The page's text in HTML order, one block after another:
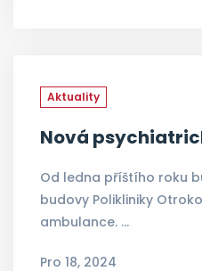
Aktuality
Nová
Od ledna příštího roku
budovy Polikliniky
ambulance. …
Pro 18, 2024